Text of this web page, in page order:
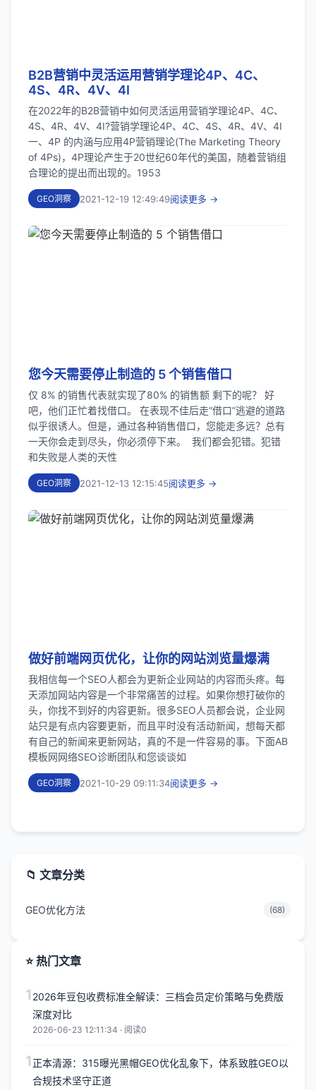
B2B营销中灵活运用营销学理论4P、4C、
4S、4R、4V、4I
在2022年的B2B营销中如何灵活运用营销学理论4P、4C、
4S、4R、4V、4I?营销学理论4P、4C、4S、4R、4V、4I
一、4P 的内涵与应用4P营销理论(The Marketing Theory
of 4Ps)，4P理论产生于20世纪60年代的美国，随着营销组
合理论的提出而出现的。1953
GEO洞察 2021-12-19 12:49:49阅读更多 →
您今天需要停止制造的 5 个销售借口
仅 8% 的销售代表就实现了80% 的销售额 剩下的呢？ 好
吧，他们正忙着找借口。 在表现不佳后走“借口”逃避的道路
似乎很诱人。但是，通过各种销售借口，您能走多远？总有
一天你会走到尽头，你必须停下来。 我们都会犯错。犯错
和失败是人类的天性
GEO洞察 2021-12-13 12:15:45阅读更多 →
做好前端网页优化，让你的网站浏览量爆满
我相信每一个SEO人都会为更新企业网站的内容而头疼。每
天添加网站内容是一个非常痛苦的过程。如果你想打破你的
头，你找不到好的内容更新。很多SEO人员都会说，企业网
站只是有点内容要更新，而且平时没有活动新闻，想每天都
有自己的新闻来更新网站，真的不是一件容易的事。下面AB
模板网网络SEO诊断团队和您谈谈如
GEO洞察 2021-10-29 09:11:34阅读更多 →
📁 文章分类
GEO优化方法 (68)
⭐ 热门文章
1 2026年豆包收费标准全解读：三档会员定价策略与免费版
深度对比
2026-06-23 12:11:34 · 阅读0
1 正本清源：315曝光黑帽GEO优化乱象下，体系致胜GEO以
合规技术坚守正道